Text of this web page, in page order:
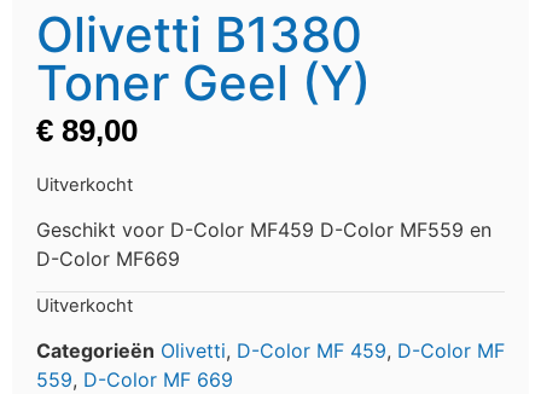
Olivetti B1380
Toner Geel (Y)
€ 89,00
Uitverkocht
Geschikt voor D-Color MF459 D-Color MF559 en
D-Color MF669
Uitverkocht
Categorieën Olivetti, D-Color MF 459, D-Color MF
559, D-Color MF 669